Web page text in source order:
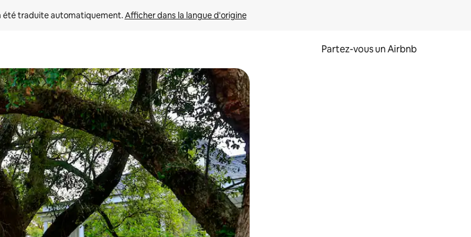
été traduite automatiquement. Afficher dans la langue d'origine
Partez-vous un Airbnb
vers le haut et vers le bas, ou en appuyant dessus et en les faisant glisser.